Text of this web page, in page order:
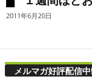
2011年6月20日
メルマガ好評配信